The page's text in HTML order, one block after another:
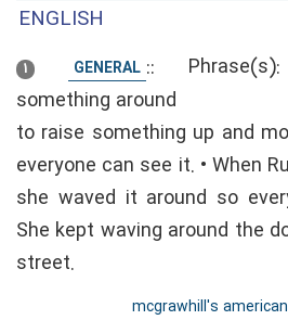
ENGLISH
1 GENERAL ::
something around
to raise something up and
everyone can see it. • When
she waved it around so
She kept waving around the
street.
mcgrawhill's